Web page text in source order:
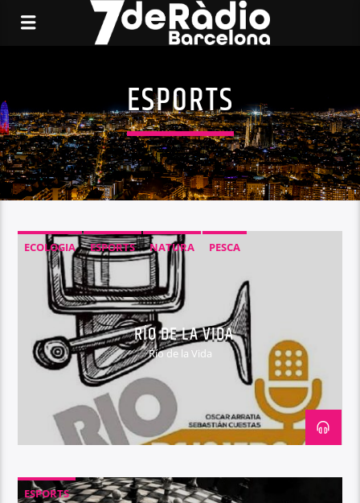
ESPORTS
ECOLOGIA ESPORTS NATURA PESCA
RÍO DE LA VIDA
Río de la Vida
ESPORTS